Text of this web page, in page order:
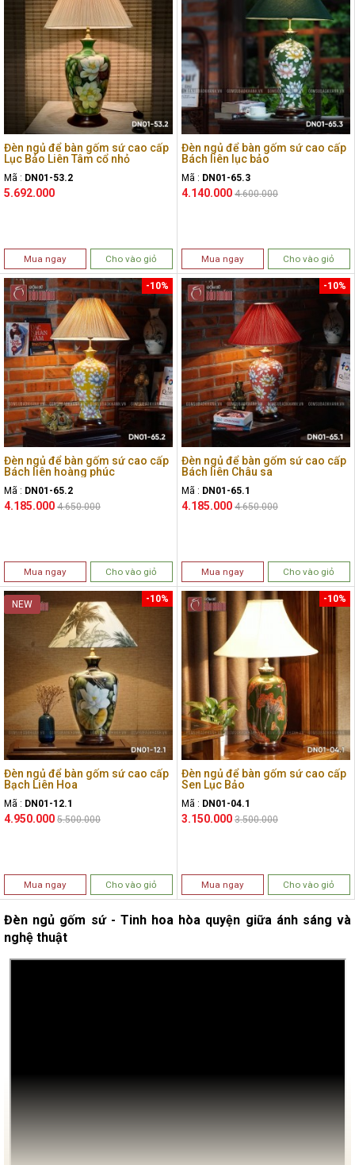
Đèn ngủ để bàn gốm sứ cao cấp
Lục Bảo Liên Tâm cổ nhỏ
Mã : DN01-53.2
5.692.000
Mua ngay Cho vào giỏ
Đèn ngủ để bàn gốm sứ cao cấp
Bách liên lục bảo
Mã : DN01-65.3
4.140.000 4.600.000
Mua ngay Cho vào giỏ
Đèn ngủ để bàn gốm sứ cao cấp
Bách liên hoàng phúc
Mã : DN01-65.2
4.185.000
-10%
4.650.000
Mua ngay Cho vào giỏ
Đèn ngủ để bàn gốm sứ cao cấp
Bách liên Châu sa
Mã : DN01-65.1
4.185.000
-10%
4.650.000
Mua ngay Cho vào giỏ
Đèn ngủ để bàn gốm sứ cao cấp
Bạch Liên Hoa
Mã : DN01-12.1
4.950.000
-10%
5.500.000
NEW
Mua ngay Cho vào giỏ
Đèn ngủ để bàn gốm sứ cao cấp
Sen Lục Bảo
Mã : DN01-04.1
3.150.000
-10%
3.500.000
Mua ngay Cho vào giỏ
Đèn ngủ gốm sứ - Tinh hoa hòa quyện giữa ánh sáng và
nghệ thuật